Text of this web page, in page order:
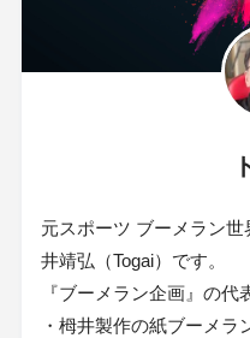
元スポーツ ブーメラン
井靖弘（Togai）です。
『ブーメラン企画』の代
・栂井製作の紙ブーメ